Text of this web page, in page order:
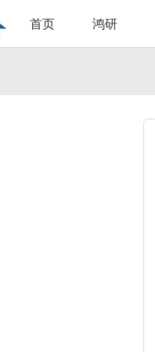
首页 鸿研